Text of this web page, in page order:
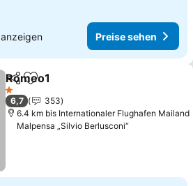
anzeigen Preise sehen
TeilenZu Favoriten hinzufügen
Romeo1
1 Sterne
6,7
353
6.4 km bis Internationaler Flughafen Mailand
Malpensa „Silvio Berlusconi“